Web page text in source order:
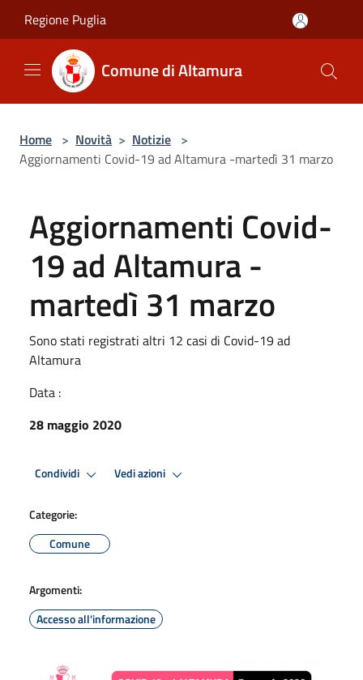
Regione Puglia
Comune di Altamura
Home > Novità > Notizie >
Aggiornamenti Covid-19 ad Altamura -martedì 31 marzo
Aggiornamenti Covid-
19 ad Altamura -
martedì 31 marzo
Sono stati registrati altri 12 casi di Covid-19 ad
Altamura
Data :
28 maggio 2020
Condividi Vedi azioni
Categorie:
Comune
Argomenti:
Accesso all'informazione